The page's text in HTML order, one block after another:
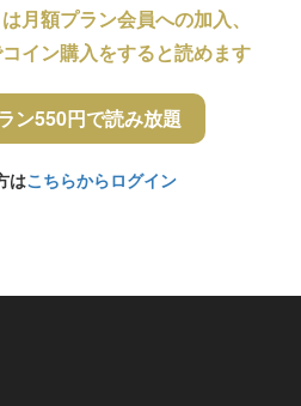
月額プラン会員への加入、
イン購入をすると読めます
ン550円で読み放題
はこちらからログイン